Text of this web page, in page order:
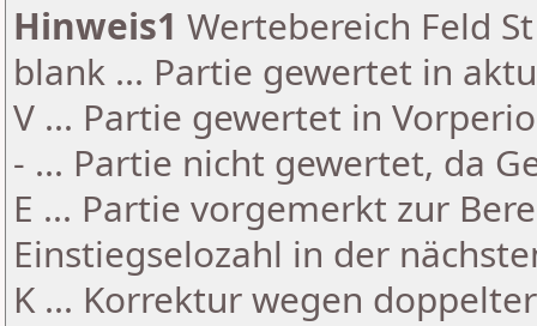
Hinweis1 Wertebereich Feld
blank ... Partie gewertet in
V ... Partie gewertet in
- ... Partie nicht gewertet, da
E ... Partie vorgemerkt zur
Einstiegselozahl in der
K ... Korrektur wegen